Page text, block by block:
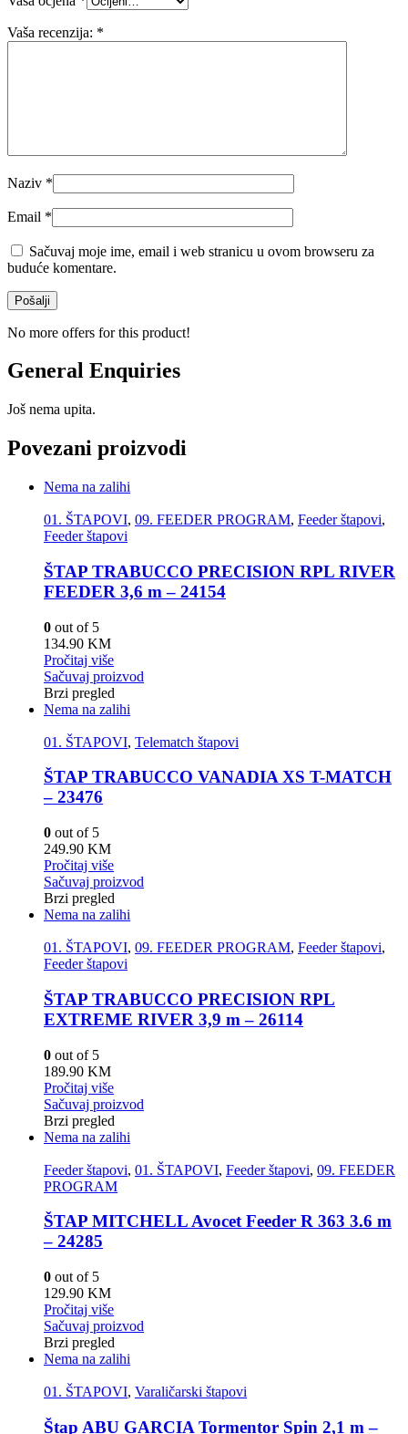
Vaša recenzija: *
Naziv *
Email *
Sačuvaj moje ime, email i web stranicu u ovom browseru za
buduće komentare.
No more offers for this product!
General Enquiries
Još nema upita.
Povezani proizvodi
Nema na zalihi
01. ŠTAPOVI, 09. FEEDER PROGRAM, Feeder štapovi,
Feeder štapovi
ŠTAP TRABUCCO PRECISION RPL RIVER
FEEDER 3,6 m – 24154
0 out of 5
134.90 KM
Pročitaj više
Sačuvaj proizvod
Brzi pregled
Nema na zalihi
01. ŠTAPOVI, Telematch štapovi
ŠTAP TRABUCCO VANADIA XS T-MATCH
– 23476
0 out of 5
249.90 KM
Pročitaj više
Sačuvaj proizvod
Brzi pregled
Nema na zalihi
01. ŠTAPOVI, 09. FEEDER PROGRAM, Feeder štapovi,
Feeder štapovi
ŠTAP TRABUCCO PRECISION RPL
EXTREME RIVER 3,9 m – 26114
0 out of 5
189.90 KM
Pročitaj više
Sačuvaj proizvod
Brzi pregled
Nema na zalihi
Feeder štapovi, 01. ŠTAPOVI, Feeder štapovi, 09. FEEDER
PROGRAM
ŠTAP MITCHELL Avocet Feeder R 363 3.6 m
– 24285
0 out of 5
129.90 KM
Pročitaj više
Sačuvaj proizvod
Brzi pregled
Nema na zalihi
01. ŠTAPOVI, Varaličarski štapovi
Štap ABU GARCIA Tormentor Spin 2,1 m –